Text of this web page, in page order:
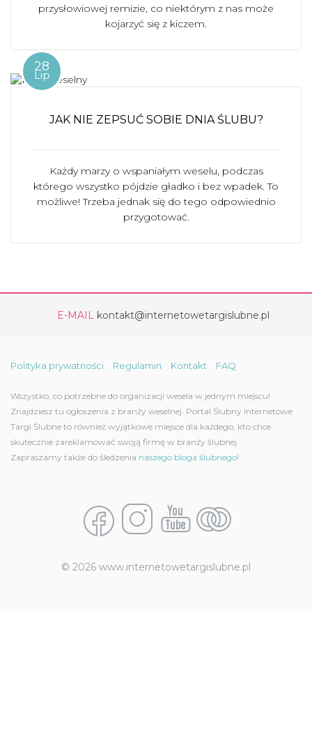
przysłowiowej remizie, co niektórym z nas może
kojarzyć się z kiczem.
28
Lip
JAK NIE ZEPSUĆ SOBIE DNIA ŚLUBU?
Każdy marzy o wspaniałym weselu, podczas
którego wszystko pójdzie gładko i bez wpadek. To
możliwe! Trzeba jednak się do tego odpowiednio
przygotować.
E-MAIL kontakt@internetowetargislubne.pl
Polityka prywatności Regulamin Kontakt FAQ
Wszystko, co potrzebne do organizacji wesela w jednym miejscu!
Znajdziesz tu ogłoszenia z branży weselnej. Portal Ślubny Internetowe
Targi Ślubne to również wyjątkowe miejsce dla każdego, kto chce
skutecznie zareklamować swoją firmę w branży ślubnej.
Zapraszamy także do śledzenia naszego bloga ślubnego!
© 2026 www.internetowetargislubne.pl